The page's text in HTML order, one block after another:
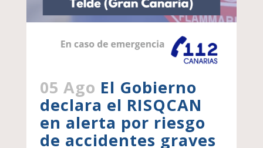
05 Ago El Gobierno
declara el RISQCAN
en alerta por riesgo
de accidentes graves